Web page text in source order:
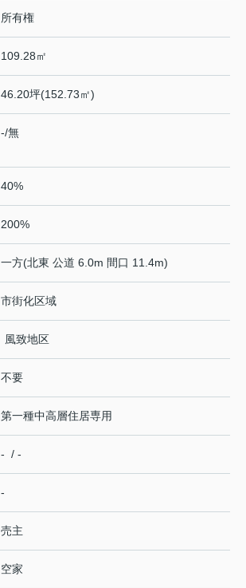
所有権
109.28㎡
46.20坪(152.73㎡)
-/無
40%
200%
一方(北東 公道 6.0m 間口 11.4m)
市街化区域
風致地区
不要
第一種中高層住居専用
- / -
-
売主
空家